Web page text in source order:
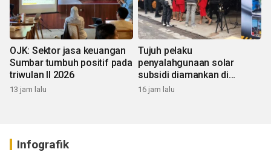
OJK: Sektor jasa keuangan
Sumbar tumbuh positif pada
triwulan II 2026
13 jam lalu
Tujuh pelaku
penyalahgunaan solar
subsidi diamankan di
Sumbar
16 jam lalu
Infografik